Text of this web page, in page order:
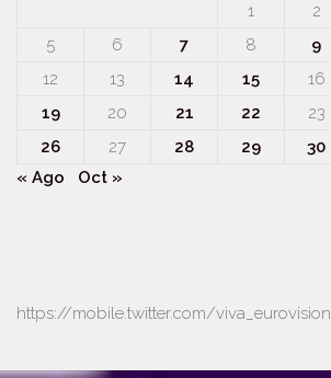
1
2
5
6 7 8 9
12
13 14 15 16
19
20 21 22 23
26
27 28 29
30
« Ago
Oct »
https://mobile.twitter.com/viva_eurovision